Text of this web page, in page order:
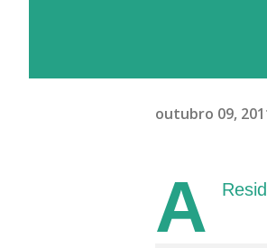
outubro 09,
A